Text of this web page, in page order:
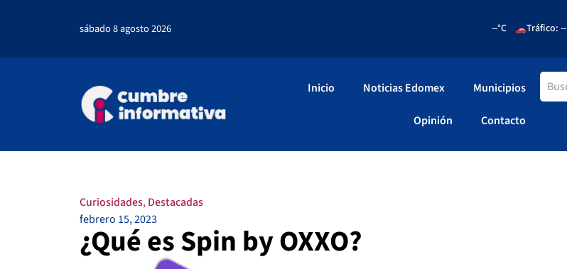
sábado 8 agosto 2026 --°C Tráfico: --
Inicio Noticias Edomex Municipios
Opinión Contacto
Curiosidades,Destacadas
febrero 15, 2023
¿Qué es Spin by OXXO?